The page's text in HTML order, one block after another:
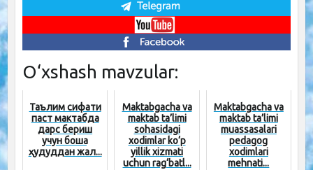
O‘xshash mavzular:
Таълим сифати
паст мактабда
дарс бериш
учун бошқа
ҳудуддан жал...
Maktabgacha va
maktab ta’limi
sohasidagi
xodimlar ko‘p
yillik xizmati
uchun rag‘batl...
Maktabgacha va
maktab ta’limi
muassasalari
pedagog
xodimlari
mehnati...